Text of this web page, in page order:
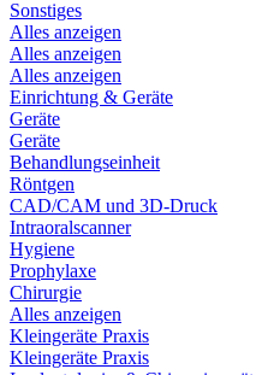
Sonstiges
Alles anzeigen
Alles anzeigen
Alles anzeigen
Einrichtung & Geräte
Geräte
Geräte
Behandlungseinheit
Röntgen
CAD/CAM und 3D-Druck
Intraoralscanner
Hygiene
Prophylaxe
Chirurgie
Alles anzeigen
Kleingeräte Praxis
Kleingeräte Praxis